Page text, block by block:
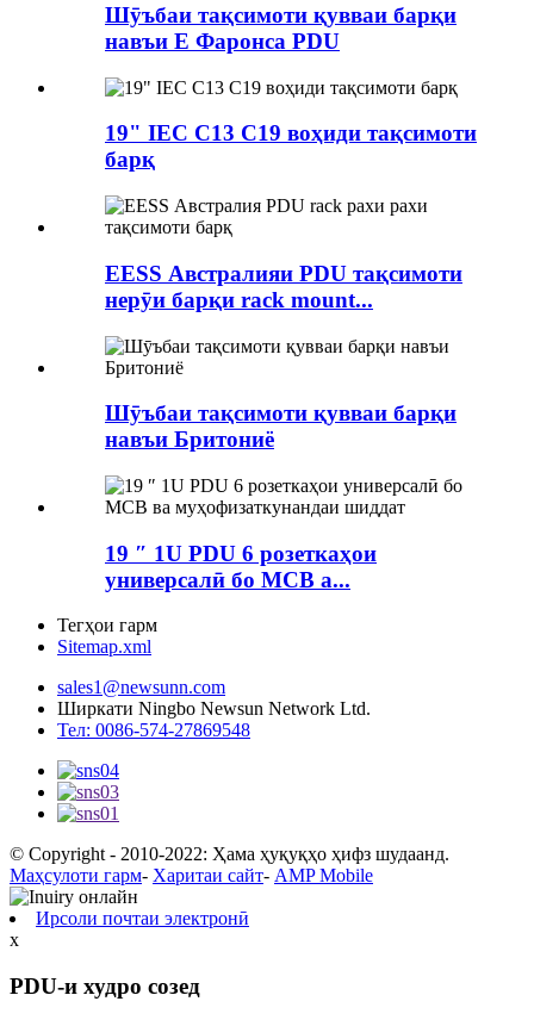
Шӯъбаи тақсимоти қувваи барқи
навъи E Фаронса PDU
19" IEC C13 C19 воҳиди тақсимоти
барқ
EESS Австралияи PDU тақсимоти
нерӯи барқи rack mount...
Шӯъбаи тақсимоти қувваи барқи
навъи Бритониё
19 ″ 1U PDU 6 розеткаҳои
универсалӣ бо MCB a...
Тегҳои гарм
Sitemap.xml
sales1@newsunn.com
Ширкати Ningbo Newsun Network Ltd.
Тел: 0086-574-27869548
© Copyright - 2010-2022: Ҳама ҳуқуқҳо ҳифз шудаанд.
Маҳсулоти гарм- Харитаи сайт- AMP Mobile
Ирсоли почтаи электронӣ
x
PDU-и худро созед